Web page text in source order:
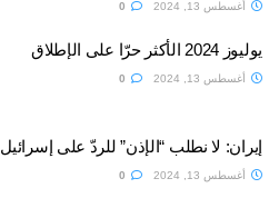
أغسطس 13, 2024
يوليوز 2024 الأكثر حرّا على الإطلاق
أغسطس 13, 2024
إيران: لا نطلب “الإذن” للردّ على إسرائيل
أغسطس 13, 2024